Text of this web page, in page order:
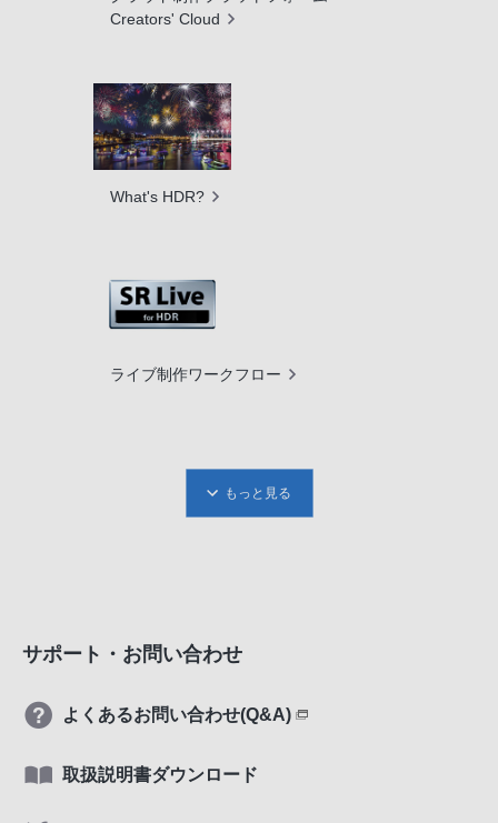
Creators' Cloud
What's HDR?
ライブ制作ワークフロー
もっと見る
サポート・お問い合わせ
よくあるお問い合わせ(Q&A)
取扱説明書ダウンロード